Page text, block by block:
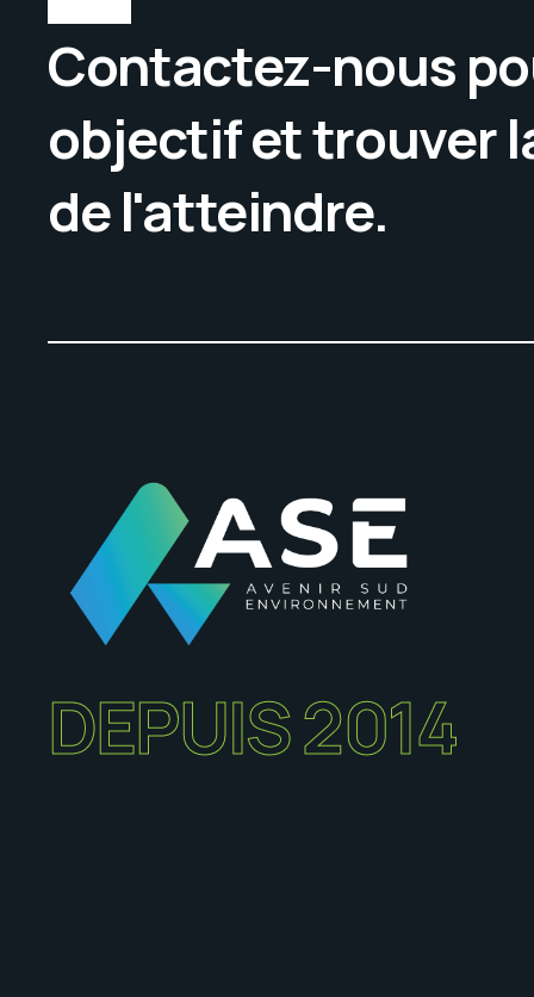
Contactez-nous
objectif et trouver
de l'atteindre.
DEPUIS 2014